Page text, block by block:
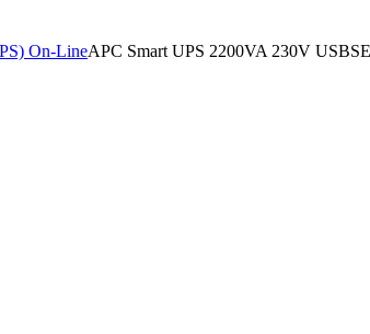
On-LineAPC Smart UPS 2200VA 230V